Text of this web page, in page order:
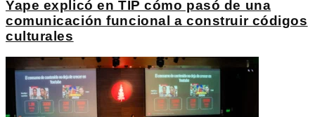
Yape explicó en TIP cómo pasó de una
comunicación funcional a construir códigos
culturales